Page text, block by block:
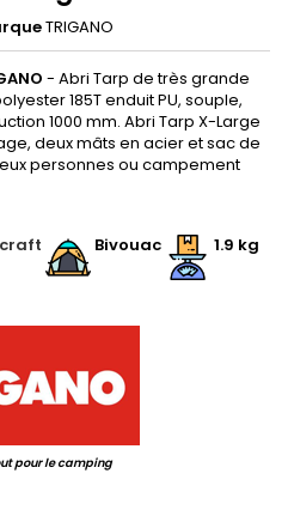
TRIGANO
- Abri Tarp de très grande
185T enduit PU, souple,
1000 mm. Abri Tarp X-Large
deux mâts en acier et sac de
personnes ou campement
Bivouac 1.9 kg
pour le camping